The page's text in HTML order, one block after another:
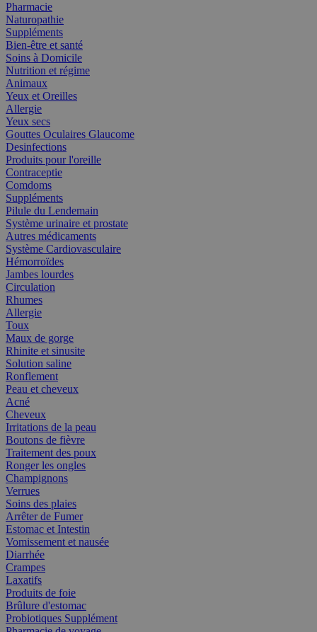
Pharmacie
Naturopathie
Suppléments
Bien-être et santé
Soins à Domicile
Nutrition et régime
Animaux
Yeux et Oreilles
Allergie
Yeux secs
Gouttes Oculaires Glaucome
Desinfections
Produits pour l'oreille
Contraceptie
Comdoms
Suppléments
Pilule du Lendemain
Système urinaire et prostate
Autres médicaments
Système Cardiovasculaire
Hémorroïdes
Jambes lourdes
Circulation
Rhumes
Allergie
Toux
Maux de gorge
Rhinite et sinusite
Solution saline
Ronflement
Peau et cheveux
Acné
Cheveux
Irritations de la peau
Boutons de fièvre
Traitement des poux
Ronger les ongles
Champignons
Verrues
Soins des plaies
Arrêter de Fumer
Estomac et Intestin
Vomissement et nausée
Diarrhée
Crampes
Laxatifs
Produits de foie
Brûlure d'estomac
Probiotiques Supplément